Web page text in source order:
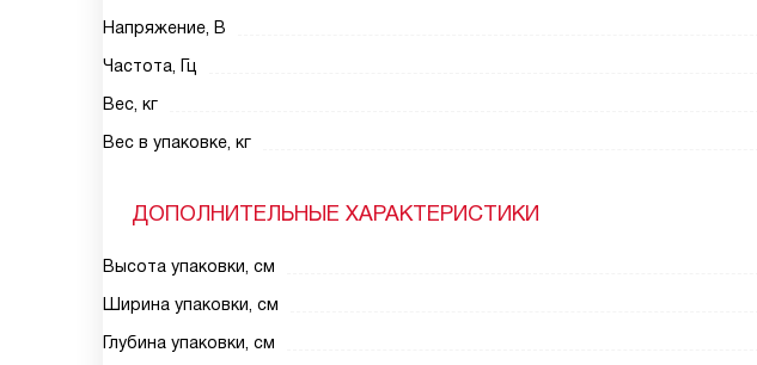
Напряжение, В
Частота, Гц
Вес, кг
Вес в упаковке, кг
ДОПОЛНИТЕЛЬНЫЕ ХАРАКТЕРИСТИКИ
Высота упаковки, см
Ширина упаковки, см
Глубина упаковки, см